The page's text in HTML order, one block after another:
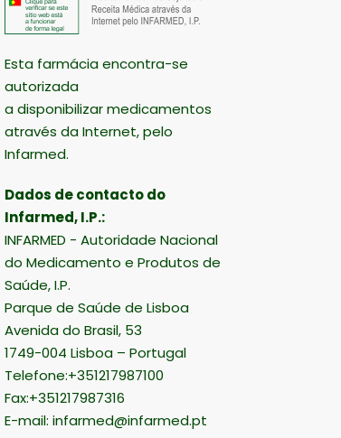
Esta farmácia encontra-se
autorizada
a disponibilizar medicamentos
através da Internet, pelo
Infarmed.
Dados de contacto do
Infarmed, I.P.:
INFARMED - Autoridade Nacional
do Medicamento e Produtos de
Saúde, I.P.
Parque de Saúde de Lisboa
Avenida do Brasil, 53
1749-004 Lisboa – Portugal
Telefone:+351217987100
Fax:+351217987316
E-mail: infarmed@infarmed.pt